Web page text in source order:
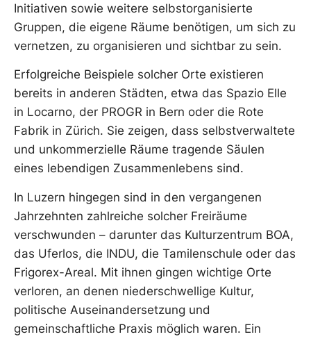
Initiativen sowie weitere selbstorganisierte
Gruppen, die eigene Räume benötigen, um sich zu
vernetzen, zu organisieren und sichtbar zu sein.
Erfolgreiche Beispiele solcher Orte existieren
bereits in anderen Städten, etwa das Spazio Elle
in Locarno, der PROGR in Bern oder die Rote
Fabrik in Zürich. Sie zeigen, dass selbstverwaltete
und unkommerzielle Räume tragende Säulen
eines lebendigen Zusammenlebens sind.
In Luzern hingegen sind in den vergangenen
Jahrzehnten zahlreiche solcher Freiräume
verschwunden – darunter das Kulturzentrum BOA,
das Uferlos, die INDU, die Tamilenschule oder das
Frigorex-Areal. Mit ihnen gingen wichtige Orte
verloren, an denen niederschwellige Kultur,
politische Auseinandersetzung und
gemeinschaftliche Praxis möglich waren. Ein